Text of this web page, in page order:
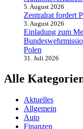
5. August 2026
Zentralrat fordert
3. August 2026
Einladung zum
Polen
31. Juli 2026
Alle
Aktuelles
Allgemein
Auto
Finanzen